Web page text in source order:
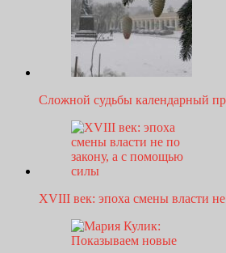
Сложной судьбы календарный
XVIII век: эпоха смены власти